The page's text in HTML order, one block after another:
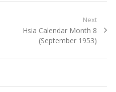
Next
Next post:
Hsia Calendar Month 8
(September 1953)